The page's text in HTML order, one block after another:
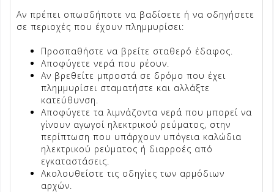
Αν πρέπει οπωσδήποτε να βαδίσετε ή να οδηγήσετε
σε περιοχές που έχουν πλημμυρίσει:
Προσπαθήστε να βρείτε σταθερό έδαφος.
Αποφύγετε νερά που ρέουν.
Αν βρεθείτε μπροστά σε δρόμο που έχει
πλημμυρίσει σταματήστε και αλλάξτε
κατεύθυνση.
Αποφύγετε τα λιμνάζοντα νερά που μπορεί να
γίνουν αγωγοί ηλεκτρικού ρεύματος, στην
περίπτωση που υπάρχουν υπόγεια καλώδια
ηλεκτρικού ρεύματος ή διαρροές από
εγκαταστάσεις.
Ακολουθείστε τις οδηγίες των αρμόδιων
αρχών.